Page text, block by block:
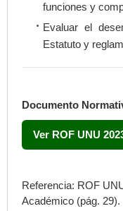
funciones y
Evaluar el
Estatuto y
Documento
Ver ROF UNU
Referencia: ROF
Académico (pág. 29).